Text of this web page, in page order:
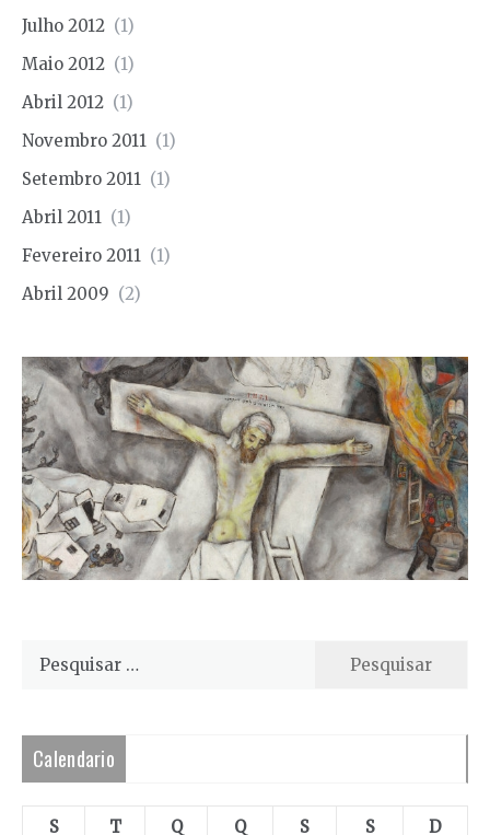
Julho 2012 (1)
Maio 2012 (1)
Abril 2012 (1)
Novembro 2011 (1)
Setembro 2011 (1)
Abril 2011 (1)
Fevereiro 2011 (1)
Abril 2009 (2)
Pesquisar
Calendario
S T Q Q S S
D